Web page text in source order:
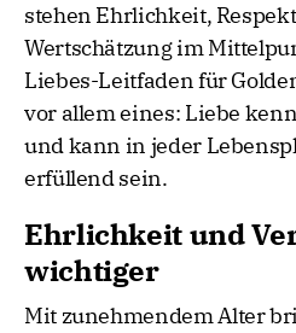
stehen Ehrlichkeit,
Wertschätzung im
Liebes-Leitfaden für
vor allem eines: Liebe
und kann in jeder
erfüllend sein.
Ehrlichkeit und
wichtiger
Mit zunehmendem Alter